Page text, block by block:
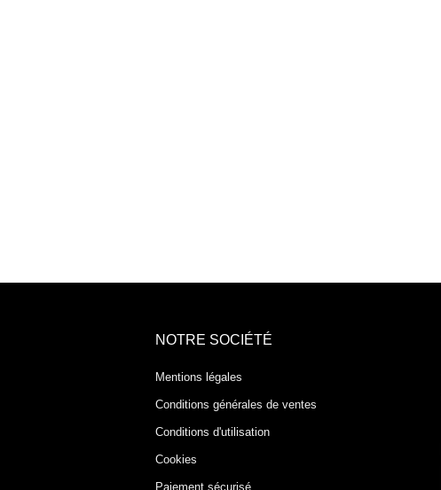
NOTRE SOCIÉTÉ
Mentions légales
Conditions générales de ventes
Conditions d'utilisation
Cookies
Paiement sécurisé